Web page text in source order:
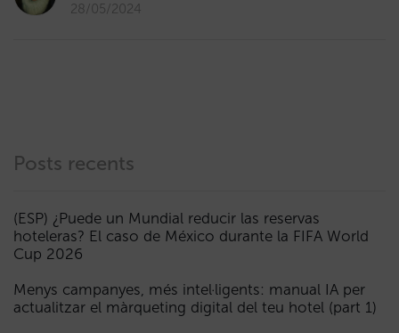
28/05/2024
Posts recents
(ESP) ¿Puede un Mundial reducir las reservas
hoteleras? El caso de México durante la FIFA World
Cup 2026
Menys campanyes, més intel·ligents: manual IA per
actualitzar el màrqueting digital del teu hotel (part 1)